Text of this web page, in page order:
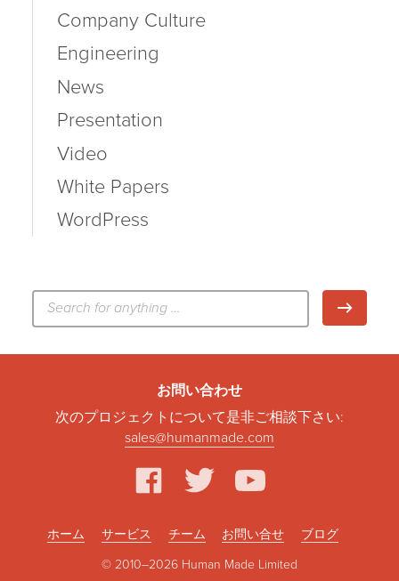
Company Culture
Engineering
News
Presentation
Video
White Papers
WordPress
検
お問い合わせ
次のプロジェクトについて是非ご相談下さい:
sales@humanmade.com
facebook
twitter
© 2010–2026 Human Made Limited
ホーム サービス チーム お問い合せ ブログ